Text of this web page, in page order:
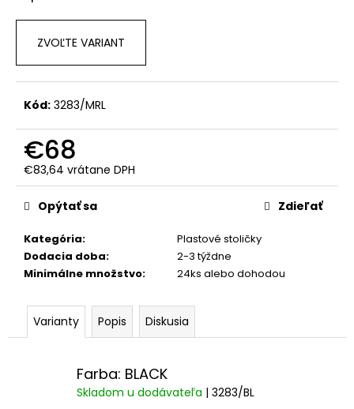
ZVOĽTE VARIANT
Kód: 3283/MRL
€68
€83,64 vrátane DPH
Jednotková
cena:
Kategória:
Plastové stoličky
Dodacia doba:
2-3 týždne
Minimálne množstvo: 24ks alebo dohodou
Opýtať sa Zdieľať
Varianty Popis Diskusia
Farba: BLACK
Skladom u dodávateľa | 3283/BL
a
e